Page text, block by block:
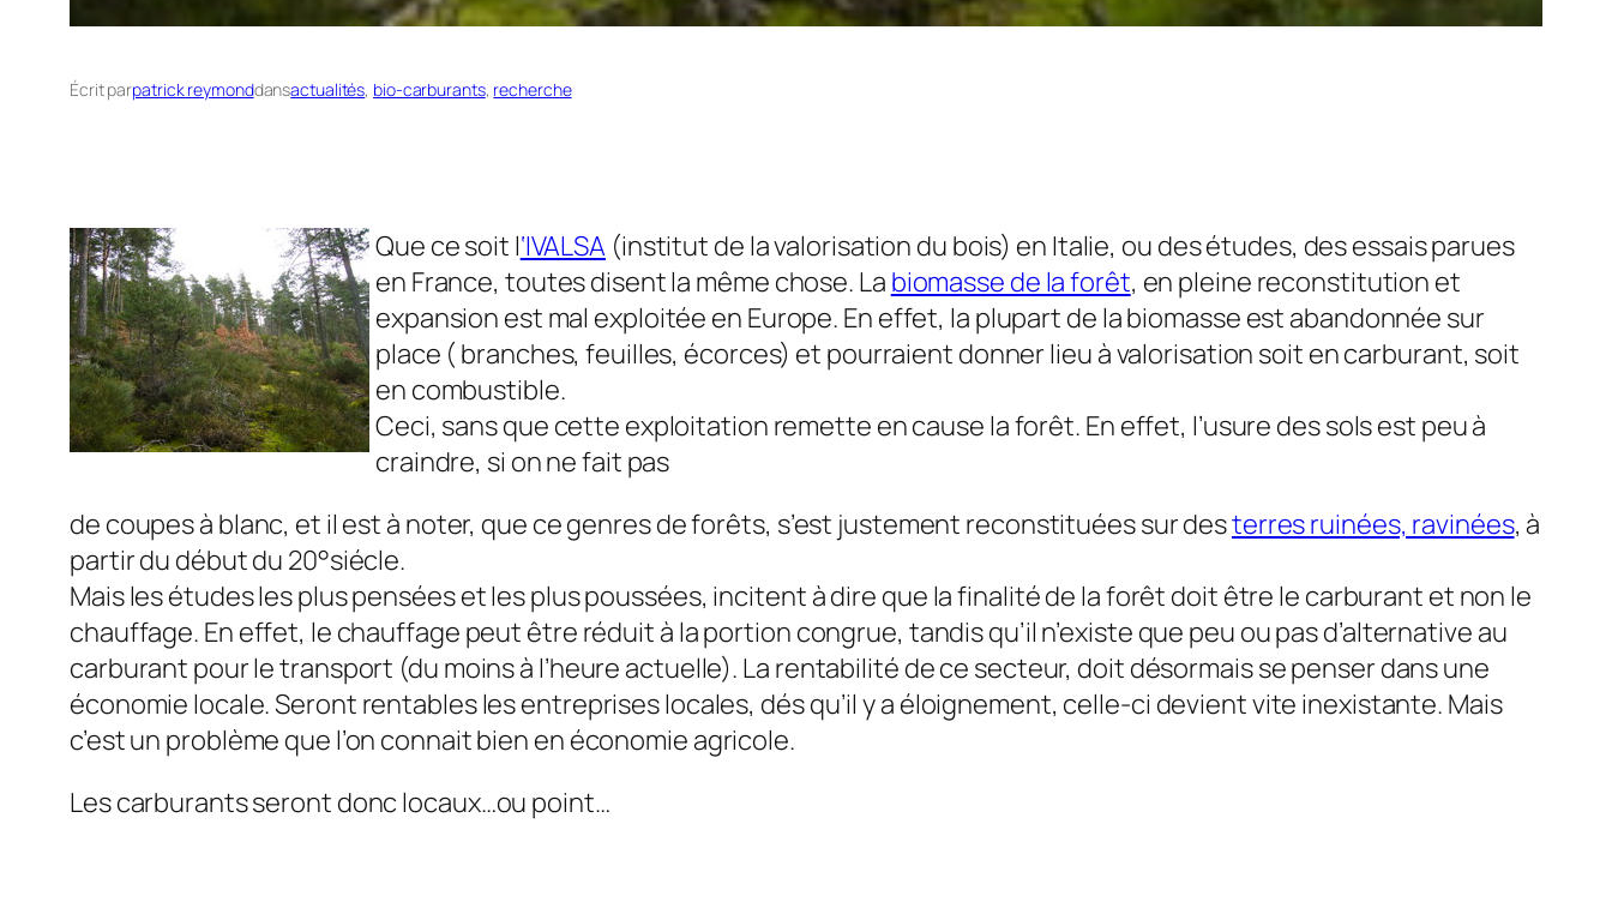
Écrit parpatrick reymonddansactualités, bio-carburants, recherche
Que ce soit l‘IVALSA (institut de la valorisation du bois) en Italie, ou des études, des essais parues
en France, toutes disent la même chose. La biomasse de la forêt, en pleine reconstitution et
expansion est mal exploitée en Europe. En effet, la plupart de la biomasse est abandonnée sur
place ( branches, feuilles, écorces) et pourraient donner lieu à valorisation soit en carburant, soit
en combustible.
Ceci, sans que cette exploitation remette en cause la forêt. En effet, l’usure des sols est peu à
craindre, si on ne fait pas
de coupes à blanc, et il est à noter, que ce genres de forêts, s’est justement reconstituées sur desterres ruinées, ravinées, à
partir du début du 20°siécle.
Mais les études les plus pensées et les plus poussées, incitent à dire que la finalité de la forêt doit être le carburant et non le
chauffage. En effet, le chauffage peut être réduit à la portion congrue, tandis qu’il n’existe que peu ou pas d’alternative au
carburant pour le transport (du moins à l’heure actuelle). La rentabilité de ce secteur, doit désormais se penser dans une
économie locale. Seront rentables les entreprises locales, dés qu’il y a éloignement, celle-ci devient vite inexistante. Mais
c’est un problème que l’on connait bien en économie agricole.
Les carburants seront donc locaux…ou point…